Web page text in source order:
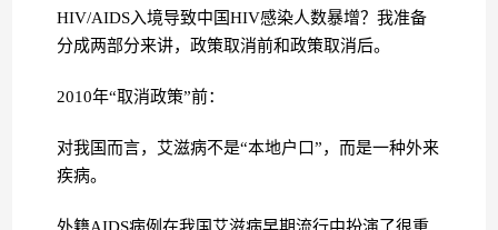
HIV/AIDS入境导致中国HIV感染人数暴增？我准备
分成两部分来讲，政策取消前和政策取消后。
2010年“取消政策”前：
对我国而言，艾滋病不是“本地户口”，而是一种外来
疾病。